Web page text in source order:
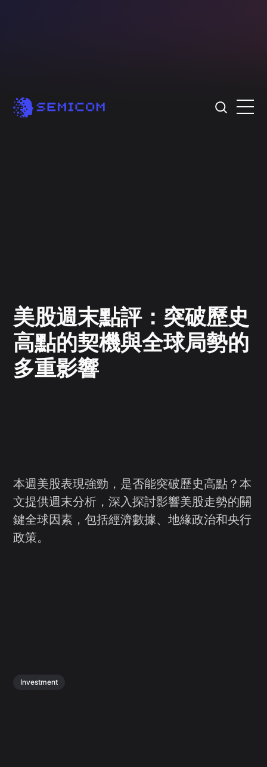
美股週末點評：突破歷史
高點的契機與全球局勢的
多重影響
本週美股表現強勁，是否能突破歷史高點？本
文提供週末分析，深入探討影響美股走勢的關
鍵全球因素，包括經濟數據、地緣政治和央行
政策。
Investment